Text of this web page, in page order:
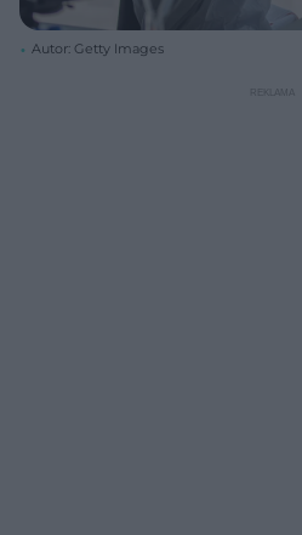
Autor: Getty Images